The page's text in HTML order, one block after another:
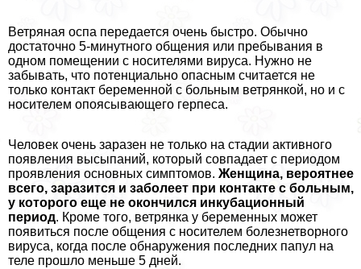
Ветряная оспа передается очень быстро. Обычно
достаточно 5-минутного общения или пребывания в
одном помещении с носителями вируса. Нужно не
забывать, что потенциально опасным считается не
только контакт беременной с больным ветрянкой, но и с
носителем опоясывающего гepпeса.
Человек очень заразен не только на стадии активного
появления высыпаний, который совпадает с периодом
проявления основных симптомов. Женщина, вероятнее
всего, заразится и заболеет при контакте с больным,
у которого еще не окончился инкубационный
период. Кроме того, ветрянка у беременных может
появиться после общения с носителем болезнетворного
вируса, когда после обнаружения последних папул на
теле прошло меньше 5 дней.